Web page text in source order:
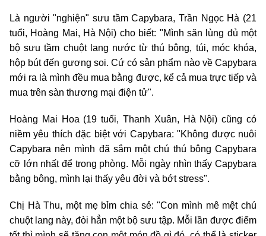
Là người "nghiện" sưu tầm Capybara, Trần Ngọc Hà (21
tuổi, Hoàng Mai, Hà Nội) cho biết: "Mình săn lùng đủ một
bộ sưu tầm chuột lang nước từ thú bông, túi, móc khóa,
hộp bút đến gương soi. Cứ có sản phẩm nào về Capybara
mới ra là mình đều mua bằng được, kể cả mua trực tiếp và
mua trên sàn thương mại điện tử".
Hoàng Mai Hoa (19 tuổi, Thanh Xuân, Hà Nội) cũng có
niềm yêu thích đặc biệt với Capybara: "Không được nuôi
Capybara nên mình đã sắm một chú thú bông Capybara
cỡ lớn nhất để trong phòng. Mỗi ngày nhìn thấy Capybara
bằng bông, mình lại thấy yêu đời và bớt stress".
Chị Hà Thu, một mẹ bỉm chia sẻ: "Con mình mê mệt chú
chuột lang này, đòi hẳn một bộ sưu tập. Mỗi lần được điểm